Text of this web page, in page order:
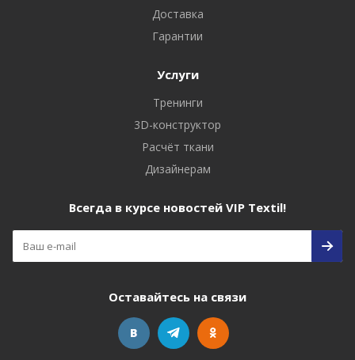
Доставка
Гарантии
Услуги
Тренинги
3D-конструктор
Расчёт ткани
Дизайнерам
Всегда в курсе новостей VIP Textil!
Оставайтесь на связи